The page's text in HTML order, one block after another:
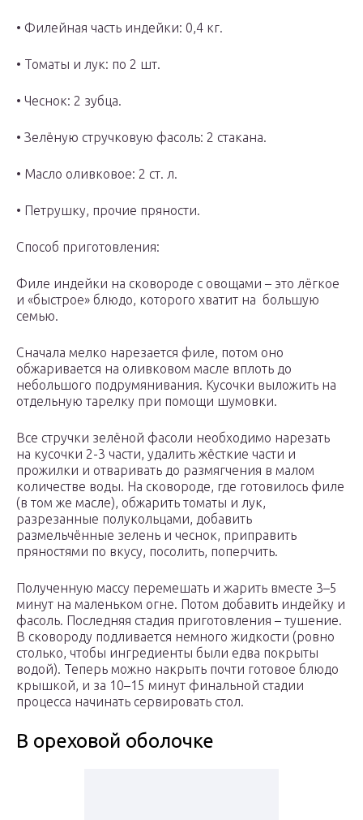
• Филейная часть индейки: 0,4 кг.
• Томаты и лук: по 2 шт.
• Чеснок: 2 зубца.
• Зелёную стручковую фасоль: 2 стакана.
• Масло оливковое: 2 ст. л.
• Петрушку, прочие пряности.
Способ приготовления:
Филе индейки на сковороде с овощами – это лёгкое
и «быстрое» блюдо, которого хватит на большую
семью.
Сначала мелко нарезается филе, потом оно
обжаривается на оливковом масле вплоть до
небольшого подрумянивания. Кусочки выложить на
отдельную тарелку при помощи шумовки.
Все стручки зелёной фасоли необходимо нарезать
на кусочки 2-3 части, удалить жёсткие части и
прожилки и отваривать до размягчения в малом
количестве воды. На сковороде, где готовилось филе
(в том же масле), обжарить томаты и лук,
разрезанные полукольцами, добавить
размельчённые зелень и чеснок, приправить
пряностями по вкусу, посолить, поперчить.
Полученную массу перемешать и жарить вместе 3–5
минут на маленьком огне. Потом добавить индейку и
фасоль. Последняя стадия приготовления – тушение.
В сковороду подливается немного жидкости (ровно
столько, чтобы ингредиенты были едва покрыты
водой). Теперь можно накрыть почти готовое блюдо
крышкой, и за 10–15 минут финальной стадии
процесса начинать сервировать стол.
В ореховой оболочке